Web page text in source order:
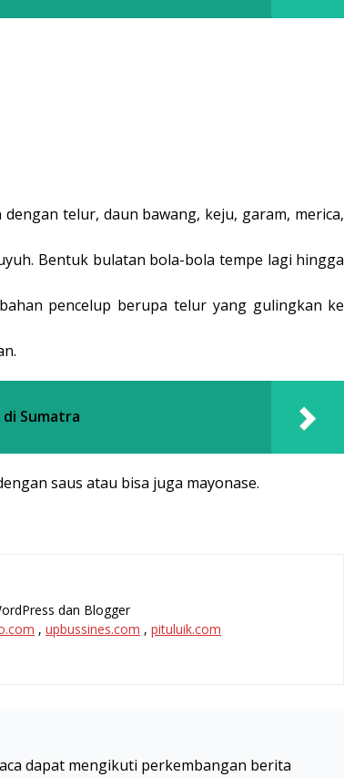
telur, daun bawang, keju, garam, merica,
Bentuk bulatan bola-bola tempe lagi hingga
pencelup berupa telur yang gulingkan ke
Sumatra
saus atau bisa juga mayonase.
dan Blogger
, upbussines.com , pituluik.com
dapat mengikuti perkembangan berita